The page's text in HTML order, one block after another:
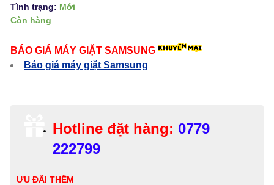
Tình trạng: Mới
Còn hàng
BÁO GIÁ MÁY GIẶT SAMSUNG
Báo giá máy giặt Samsung
Hotline đặt hàng: 0779
222799
ƯU ĐÃI THÊM